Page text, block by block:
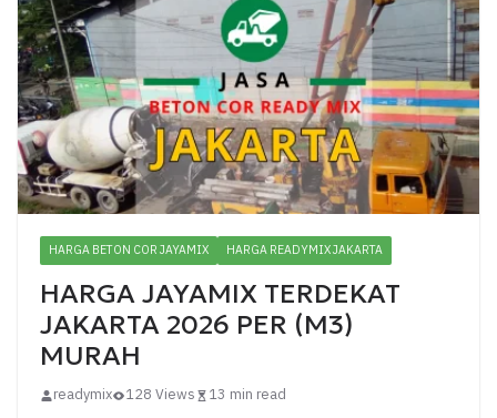
HARGA BETON COR JAYAMIX HARGA READYMIX JAKARTA
HARGA JAYAMIX TERDEKAT
JAKARTA 2026 PER (M3)
MURAH
readymix 128 Views 13 min read